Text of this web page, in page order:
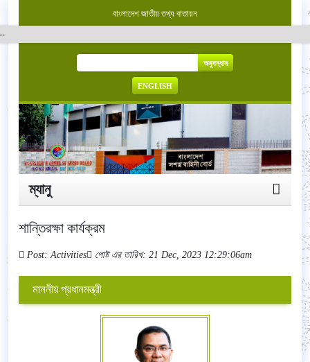
বাংলাদেশ জাতীয় তথ্য বাতায়ন
অনুসন্ধান
ENGLISH
ম্যানু
শান্তিরক্ষা কার্যক্রম
Post: Activities পোষ্ট এর তারিখ: 21 Dec, 2023 12:29:06am
মাননীয় প্রধানমন্ত্রী